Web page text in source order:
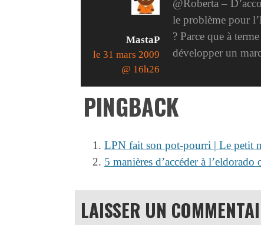
MastaP
le 31 mars 2009
@ 16h26
@Roberta –
le problème pour
? Parce que à
développer un
PINGBACK
LPN fait son pot-pourri | Le petit
5 manières d’accéder à
LAISSER UN